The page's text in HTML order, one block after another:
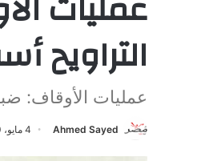
التراويح
عمليات الأوقاف: ضبط 10 أشخاص يصلون التراويح
Ahmed Sayed 4 مايو، 2020